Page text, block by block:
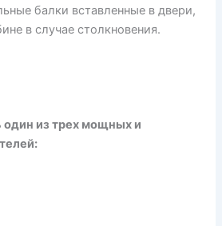
балки вставленные в двери,
в случае столкновения.
из трех мощных и